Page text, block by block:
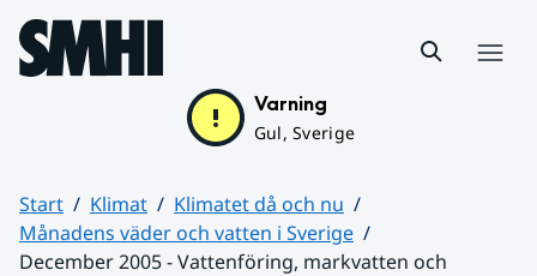
Hoppa till sidans innehåll
Varning
Gul, Sverige
Start Klimat
Klimatet då och nu
Månadens väder och vatten i Sverige
December 2005 - Vattenföring, markvatten och